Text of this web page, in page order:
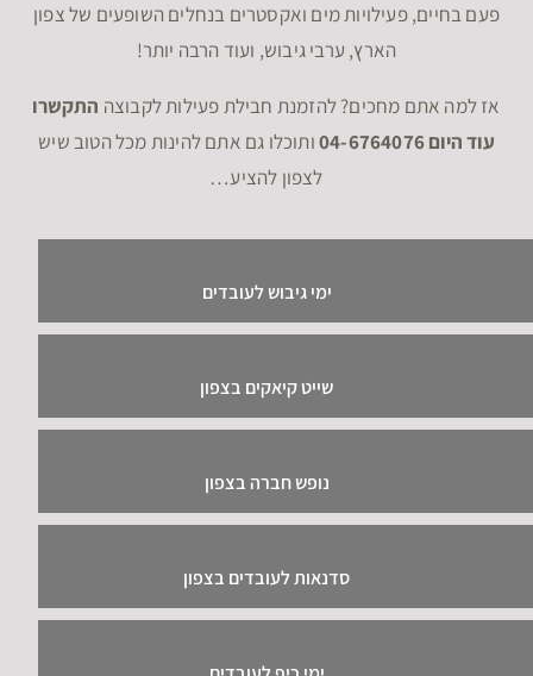
פעם בחיים, פעילויות מים ואקסטרים בנחלים השופעים של צפון
הארץ, ערבי גיבוש, ועוד הרבה יותר!
אז למה אתם מחכים? להזמנת חבילת פעילות לקבוצה התקשרו
עוד היום 04-6764076
ותוכלו גם אתם להינות מכל הטוב שיש
לצפון להציע…
ימי גיבוש לעובדים
שייט קיאקים בצפון
נופש חברה בצפון
סדנאות לעובדים בצפון